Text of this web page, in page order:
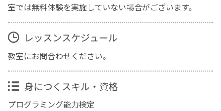
室では無料体験を実施していない場合がございます。
レッスンスケジュール
教室にお問合わせください。
身につくスキル・資格
プログラミング能力検定